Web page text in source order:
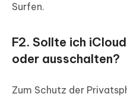
Surfen.
F2. Sollte ich
oder ausschalten?
Zum Schutz der